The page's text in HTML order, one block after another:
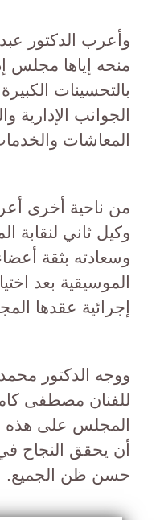
وأعرب الدكتور عبد
منحه إياها مجلس
بالتحسينات
الجوانب الإدارية
المعاشات
من ناحية أخرى
وكيل ثاني لنقابة
وسعادته بثقة
الموسيقية بعد
إجرائية عقدها
ووجه الدكتور
للفنان مصطفى
المجلس على هذه
أن يحقق النجاح
حسن ظن الجميع.